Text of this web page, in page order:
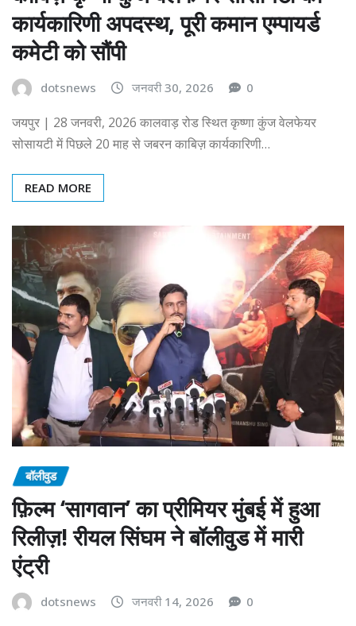
कार्यकारिणी अपदस्थ, पूरी कमान एम्पायर्ड
कमेटी को सौंपी
dotsnews जनवरी 30, 2026 0
जयपुर | 28 जनवरी, 2026 कालवाड़ रोड स्थित कृष्णा कुंज वेलफेयर
सोसायटी में पिछले 20 माह से जबरन काबिज़ कार्यकारिणी…
READ MORE
बॉलीवुड
फ़िल्म ‘सागवान’ का प्रीमियर मुंबई में हुआ
रिलीज़! रीयल सिंघम ने बॉलीवुड में मारी
एंट्री
dotsnews जनवरी 14, 2026 0